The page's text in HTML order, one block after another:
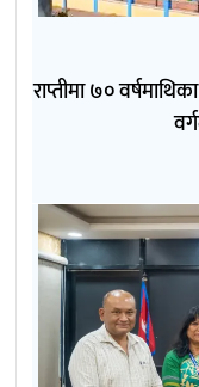
राप्तीमा ७०